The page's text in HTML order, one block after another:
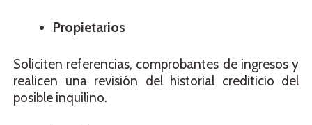
Propietarios
Soliciten referencias, comprobantes de ingresos y
realicen una revisión del historial crediticio del
posible inquilino.